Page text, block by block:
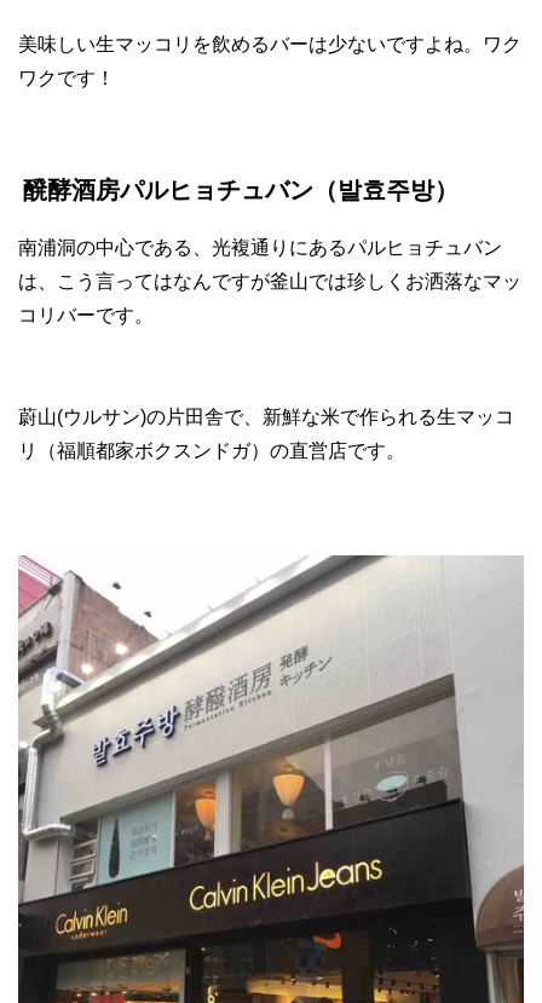
美味しい生マッコリを飲めるバーは少ないですよね。ワク
ワクです！
醗酵酒房パルヒョチュバン（발효주방）
南浦洞の中心である、光複通りにあるパルヒョチュバン
は、こう言ってはなんですが釜山では珍しくお洒落なマッ
コリバーです。
蔚山(ウルサン)の片田舎で、新鮮な米で作られる生マッコ
リ（福順都家ボクスンドガ）の直営店です。